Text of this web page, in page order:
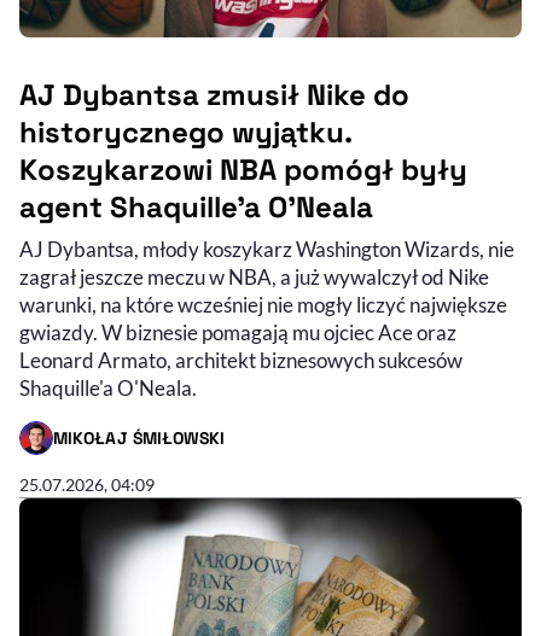
AJ Dybantsa zmusił Nike do
historycznego wyjątku.
Koszykarzowi NBA pomógł były
agent Shaquille'a O'Neala
AJ Dybantsa, młody koszykarz Washington Wizards, nie
zagrał jeszcze meczu w NBA, a już wywalczył od Nike
warunki, na które wcześniej nie mogły liczyć największe
gwiazdy. W biznesie pomagają mu ojciec Ace oraz
Leonard Armato, architekt biznesowych sukcesów
Shaquille'a O'Neala.
MIKOŁAJ ŚMIŁOWSKI
- AUTOR ARTYKUŁU - PROFIL
25.07.2026, 04:09